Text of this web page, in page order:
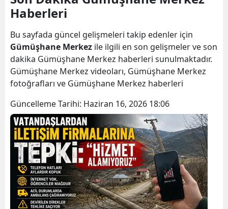
Bingöl
Bitlis
Bolu
Bursa
Çanakkale
Çankırı
Çorum
Denizli
Haberleri
Bu sayfada güncel gelişmeleri takip edenler için
Gümüşhane Merkez ile ilgili en son gelişmeler ve son
dakika Gümüşhane Merkez haberleri sunulmaktadır.
Gümüşhane Merkez videoları, Gümüşhane Merkez
fotoğrafları ve Gümüşhane Merkez haberleri
Güncelleme Tarihi: Haziran 16, 2026 18:06